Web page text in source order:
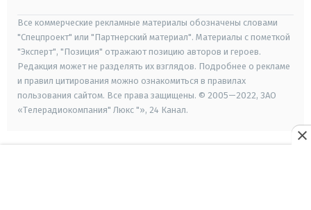
Все коммерческие рекламные материалы обозначены словами
"Спецпроект" или "Партнерский материал". Материалы с пометкой
"Эксперт", "Позиция" отражают позицию авторов и героев.
Редакция может не разделять их взглядов. Подробнее о рекламе
и правил цитирования можно ознакомиться в правилах
пользования сайтом. Все права защищены. © 2005—2022, ЗАО
«Телерадиокомпания" Люкс "», 24 Канал.